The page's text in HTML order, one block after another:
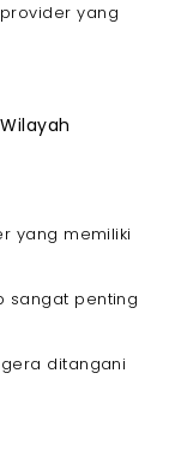
yang
yang memiliki
sangat penting
ditangani